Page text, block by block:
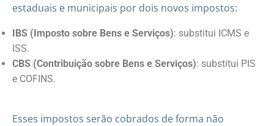
estaduais e municipais por dois novos impostos:
IBS (Imposto sobre Bens e Serviços): substitui ICMS e
ISS.
CBS (Contribuição sobre Bens e Serviços): substitui PIS
e COFINS.
Esses impostos serão cobrados de forma não